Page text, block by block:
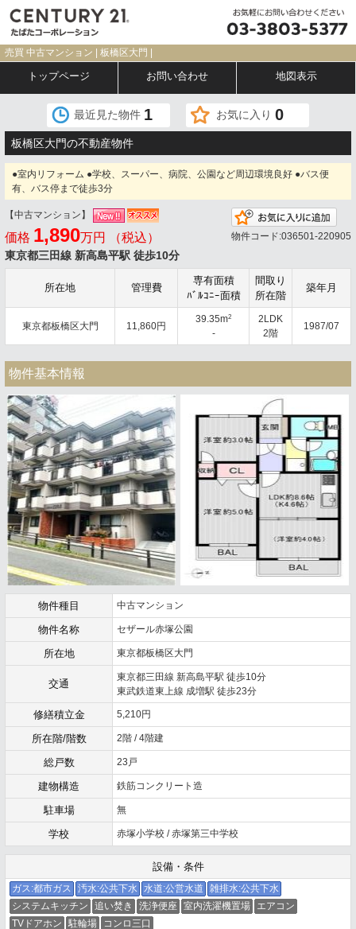
売買 中古マンション | 板橋区大門 |
トップページ お問い合わせ 地図表示
最近見た物件 1 お気に入り 0
板橋区大門の不動産物件
●室内リフォーム ●学校、スーパー、病院、公園など周辺環境良好 ●バス便
有、バス停まで徒歩3分
【中古マンション】
価格 1,890万円 （税込）
東京都三田線 新高島平駅 徒歩10分
物件コード:036501-220905
所在地 管理費
専有面積
ﾊﾞﾙｺﾆｰ面積
間取り
所在階
築年月
東京都板橋区大門 11,860円
39.35m2
-
2LDK
2階
1987/07
物件基本情報
物件種目 中古マンション
物件名称 セザール赤塚公園
所在地 東京都板橋区大門
交通
東京都三田線 新高島平駅 徒歩10分
東武鉄道東上線 成増駅 徒歩23分
修繕積立金 5,210円
所在階/階数 2階 / 4階建
総戸数 23戸
建物構造 鉄筋コンクリート造
駐車場 無
学校 赤塚小学校 / 赤塚第三中学校
設備・条件
ガス:都市ガス 汚水:公共下水 水道:公営水道
雑排水:公共下水
システムキッチン
追い焚き 洗浄便座 室内洗濯機置場
エアコン
TVドアホン
駐輪場 コンロ三口